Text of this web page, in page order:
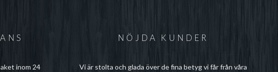
inom 24
NÖJDA KUNDER
Vi är stolta och glada över de fina betyg vi får från våra